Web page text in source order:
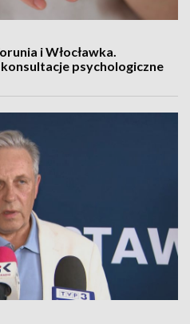
i Włocławka.
psychologiczne